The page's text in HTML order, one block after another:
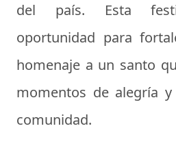
del país. Esta
oportunidad para
homenaje a un santo
momentos de alegría
comunidad.